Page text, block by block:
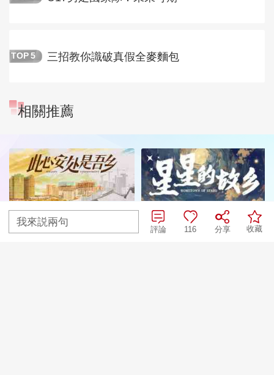
TOP 5 三招教你識破真假全麥麵包
相關推薦
我來説兩句
收藏
分享
116
評論